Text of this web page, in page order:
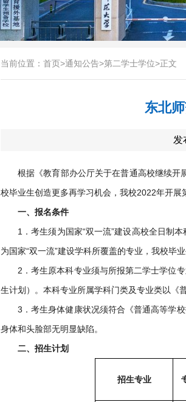
当前位置： 首页>通知公告>第二学士学位>正文
东北
发
根据《教育部办公厅关于在普通高校继续
校毕业生创造更多再学习机会，我校2022年开展
一、报名条件
1．考生须为国家“双一流”建设高校全日制
为国家“双一流”建设学科所覆盖的专业，我校毕
2．考生原本科专业须与所报第二学士学位
生计划）。本科专业所属学科门类及专业类以《
3．考生身体健康状况须符合《普通高等学
身体和头脸部无明显缺陷。
二、招生计划
招生专业